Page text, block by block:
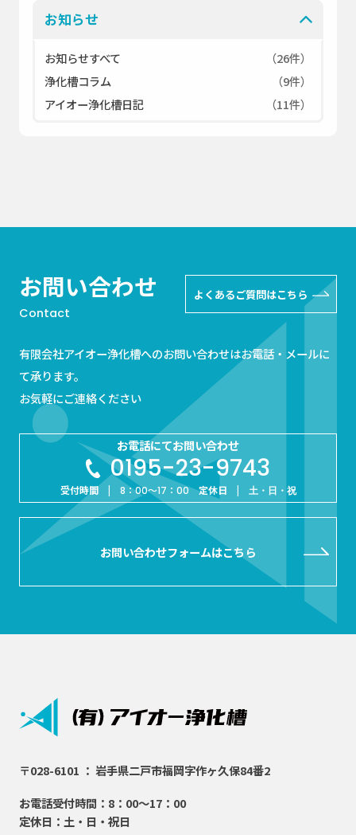
お知らせ
お知らせすべて
（26件）
浄化槽コラム
（9件）
アイオー浄化槽日記
（11件）
お問い合わせ
Contact
よくあるご質問はこちら
有限会社アイオー浄化槽へのお問い合わせはお電話・メールに
て承ります。
お気軽にご連絡ください
お電話にてお問い合わせ
0195-23-9743
受付時間 | 8：00～17：00定休日 | 土・日・祝
お問い合わせフォームはこちら
〒028-6101 ： 岩手県二戸市福岡字作ヶ久保84番2
お電話受付時間：8：00～17：00
定休日：土・日・祝日